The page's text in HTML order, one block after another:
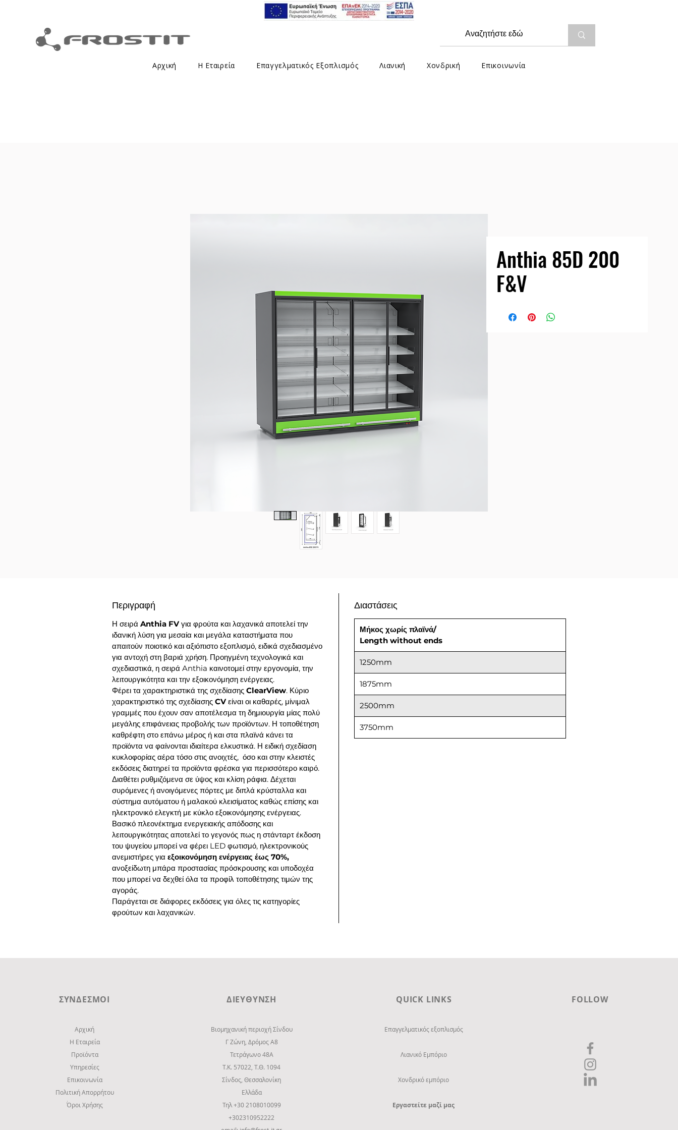
Αρχική Η Εταιρεία Επαγγελματικός Εξοπλισμός Λιανική Χονδρική Επικοινωνία
Anthia 85D 200
F&V
Περιγραφή
Η σειρά Anthia FV για φρούτα και λαχανικά αποτελεί την
ιδανική λύση για μεσαία και μεγάλα καταστήματα που
απαιτούν ποιοτικό και αξιόπιστο εξοπλισμό, ειδικά σχεδιασμένο
για αντοχή στη βαριά χρήση. Προηγμένη τεχνολογικά και
σχεδιαστικά, η σειρά Anthia καινοτομεί στην εργονομία, την
λειτουργικότητα και την εξοικονόμηση ενέργειας.
Φέρει τα χαρακτηριστικά της σχεδίασης ClearView. Κύριο
χαρακτηριστικό της σχεδίασης CV είναι οι καθαρές, μίνιμαλ
γραμμές που έχουν σαν αποτέλεσμα τη δημιουργία μίας πολύ
μεγάλης επιφάνειας προβολής των προϊόντων. Η τοποθέτηση
καθρέφτη στο επάνω μέρος ή και στα πλαϊνά κάνει τα
προϊόντα να φαίνονται ιδιαίτερα ελκυστικά. Η ειδική σχεδίαση
κυκλοφορίας αέρα τόσο στις ανοιχτές, όσο και στην κλειστές
εκδόσεις διατηρεί τα προϊόντα φρέσκα για περισσότερο καιρό.
Διαθέτει ρυθμιζόμενα σε ύψος και κλίση ράφια. Δέχεται
συρόμενες ή ανοιγόμενες πόρτες με διπλά κρύσταλλα και
σύστημα αυτόματου ή μαλακού κλεισίματος καθώς επίσης και
ηλεκτρονικό ελεγκτή με κύκλο εξοικονόμησης ενέργειας.
Βασικό πλεονέκτημα ενεργειακής απόδοσης και
λειτουργικότητας αποτελεί το γεγονός πως η στάνταρτ έκδοση
του ψυγείου μπορεί να φέρει LED φωτισμό, ηλεκτρονικούς
ανεμιστήρες για εξοικονόμηση ενέργειας έως 70%,
ανοξείδωτη μπάρα προστασίας πρόσκρουσης και υποδοχέα
που μπορεί να δεχθεί όλα τα προφίλ τοποθέτησης τιμών της
αγοράς.
Παράγεται σε διάφορες εκδόσεις για όλες τις κατηγορίες
φρούτων και λαχανικών.
Διαστάσεις
Μήκος χωρίς πλαϊνά/
Length without ends
1250mm
1875mm
2500mm
3750mm
ΣΥΝΔΕΣΜΟΙ
Αρχική
Η Εταιρεία
Προϊόντα
Υπηρεσίες
Επικοινωνία
Πολιτική Απορρήτου
Όροι Χρήσης
ΔΙΕΥΘΥΝΣΗ
Βιομηχανική περιοχή Σίνδου
Γ Ζώνη, Δρόμος Α8
Τετράγωνο 48Α
Τ.Κ. 57022, Τ.Θ. 1094
Σίνδος, Θεσσαλονίκη
Ελλάδα
Τηλ +30 2108010099
+302310952222
QUICK LINKS
Επαγγελματικός εξοπλισμός
Λιανικό Εμπόριο
Χονδρικό εμπόριο
Εργαστείτε μαζί μας
FOLLOW